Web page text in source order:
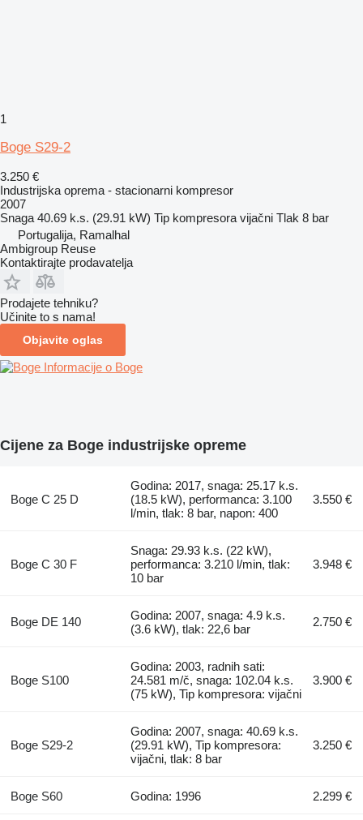
1
Boge S29-2
3.250 €
Industrijska oprema - stacionarni kompresor
2007
Snaga 40.69 k.s. (29.91 kW) Tip kompresora vijačni Tlak 8 bar
Portugalija, Ramalhal
Ambigroup Reuse
Kontaktirajte prodavatelja
Prodajete tehniku?
Učinite to s nama!
Objavite oglas
Informacije o Boge
Cijene za Boge industrijske opreme
Boge C 25 D
Godina: 2017, snaga: 25.17 k.s.
(18.5 kW), performanca: 3.100
l/min, tlak: 8 bar, napon: 400
3.550 €
Boge C 30 F
Snaga: 29.93 k.s. (22 kW),
performanca: 3.210 l/min, tlak:
10 bar
3.948 €
Boge DE 140
Godina: 2007, snaga: 4.9 k.s.
(3.6 kW), tlak: 22,6 bar
2.750 €
Boge S100
Godina: 2003, radnih sati:
24.581 m/č, snaga: 102.04 k.s.
(75 kW), Tip kompresora: vijačni
3.900 €
Boge S29-2
Godina: 2007, snaga: 40.69 k.s.
(29.91 kW), Tip kompresora:
vijačni, tlak: 8 bar
3.250 €
Boge S60 Godina: 1996 2.299 €